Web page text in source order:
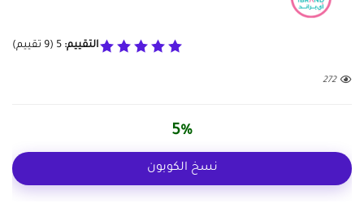
التقييم: 5
(
9 تقييم)
272
5%
نسخ الكوبون